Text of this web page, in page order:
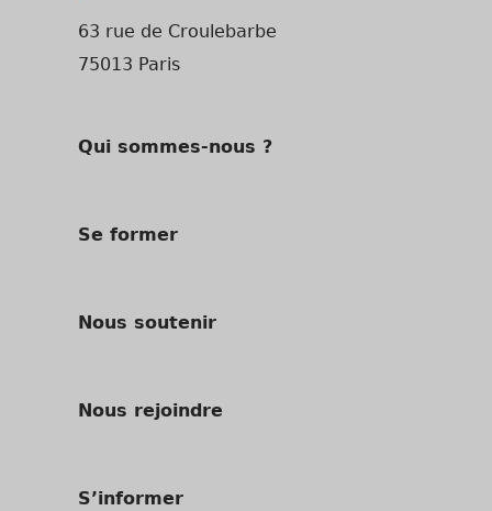
63 rue de Croulebarbe
75013 Paris
Qui sommes-nous ?
Se former
Nous soutenir
Nous rejoindre
S’informer